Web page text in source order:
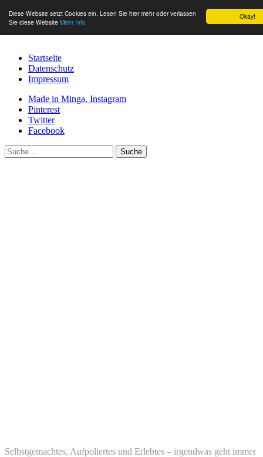
Okay!
Diese Website setzt Cookies ein. Lesen Sie hier mehr oder verlassen
Sie diese Website Mehr Info
Startseite
Datenschutz
Impressum
Made in Minga, Instagram
Pinterest
Twitter
Facebook
Suche
Selbstgemachtes, Aufpoliertes und Erlebtes – irgendwas geht immer